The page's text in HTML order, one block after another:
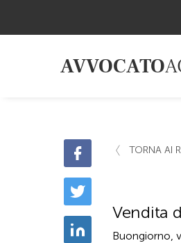
AVVOCATO
TORNA AI
Vendita
Buongiorno,